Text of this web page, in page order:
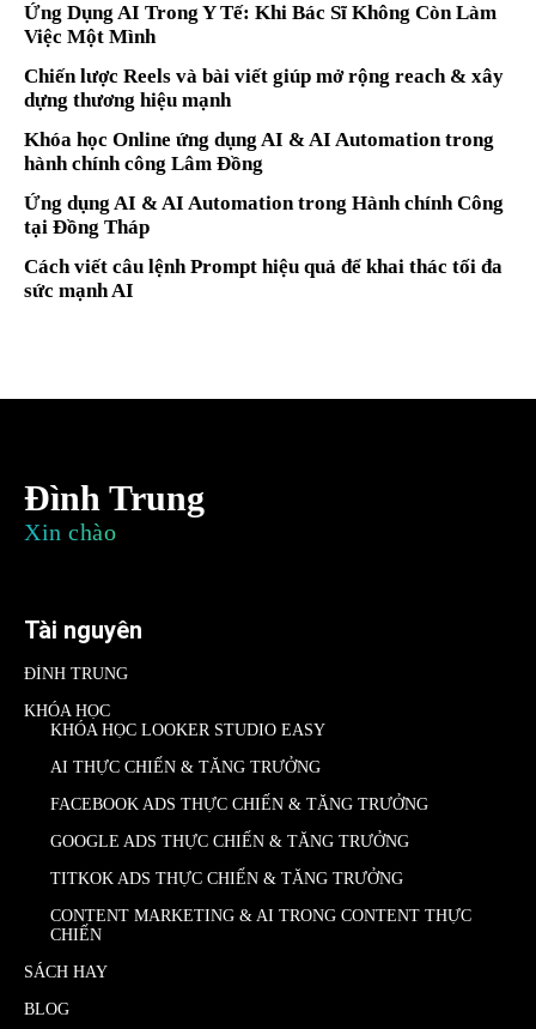
Ứng Dụng AI Trong Y Tế: Khi Bác Sĩ Không Còn Làm
Việc Một Mình
Chiến lược Reels và bài viết giúp mở rộng reach & xây
dựng thương hiệu mạnh
Khóa học Online ứng dụng AI & AI Automation trong
hành chính công Lâm Đồng
Ứng dụng AI & AI Automation trong Hành chính Công
tại Đồng Tháp
Cách viết câu lệnh Prompt hiệu quả để khai thác tối đa
sức mạnh AI
Đình Trung
Xin chào
Tài nguyên
ĐÌNH TRUNG
KHÓA HỌC
KHÓA HỌC LOOKER STUDIO EASY
AI THỰC CHIẾN & TĂNG TRƯỞNG
FACEBOOK ADS THỰC CHIẾN & TĂNG TRƯỞNG
GOOGLE ADS THỰC CHIẾN & TĂNG TRƯỞNG
TITKOK ADS THỰC CHIẾN & TĂNG TRƯỞNG
CONTENT MARKETING & AI TRONG CONTENT THỰC
CHIẾN
SÁCH HAY
BLOG